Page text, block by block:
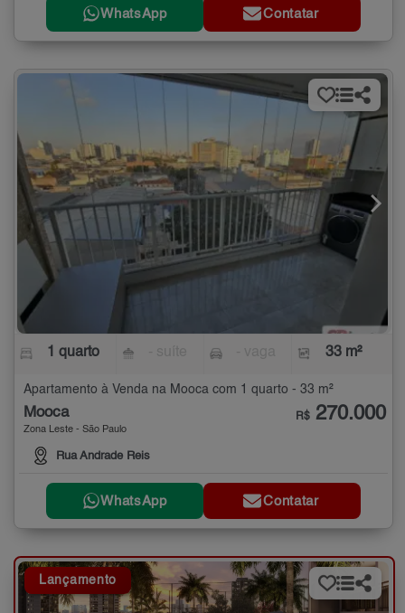
WhatsApp Contatar
1 quarto 33 m²
Apartamento à Venda na Mooca com 1 quarto - 33 m²
Mooca
Zona Leste - São Paulo
Rua Andrade Reis
R$ 270.000
WhatsApp Contatar
Lançamento